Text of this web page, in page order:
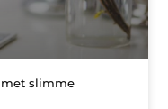
met slimme